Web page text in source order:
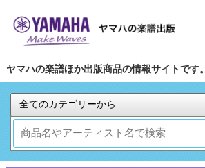
ヤマハの楽譜ほか出版商品の情報サイトです。